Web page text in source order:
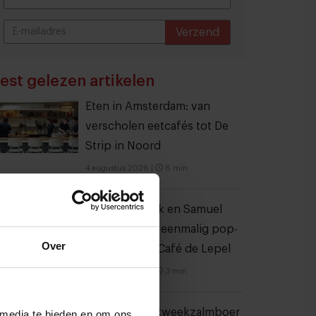
Over
Verzend
gelezen artikelen
Eten in Amsterdam: van
verscholen eetcafés tot De
Strip in Noord
4 augustus 2026 6 min
Joris Bijdendijk en Samuel
Levie openen eenmalig pop-
uprestaurant Café de Lepel
3 min
Nederlandse kweekzalmboer